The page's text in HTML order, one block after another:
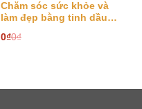
Chăm sóc sức khỏe và
làm đẹp bằng tinh dầu
0₫0₫